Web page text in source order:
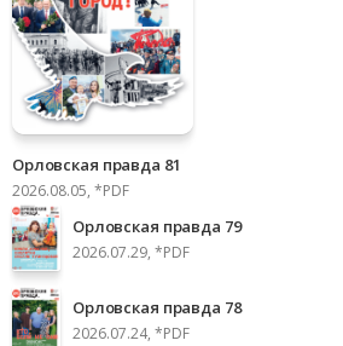
Орловская правда 81
2026.08.05, *PDF
Орловская правда 79
2026.07.29, *PDF
Орловская правда 78
2026.07.24, *PDF